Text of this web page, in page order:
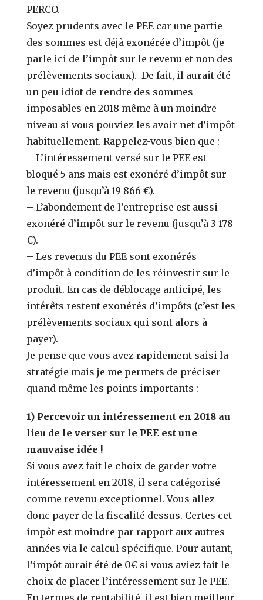
PERCO.
Soyez prudents avec le PEE car une partie
des sommes est déjà exonérée d’impôt (je
parle ici de l’impôt sur le revenu et non des
prélèvements sociaux). De fait, il aurait été
un peu idiot de rendre des sommes
imposables en 2018 même à un moindre
niveau si vous pouviez les avoir net d’impôt
habituellement. Rappelez-vous bien que :
– L’intéressement versé sur le PEE est
bloqué 5 ans mais est exonéré d’impôt sur
le revenu (jusqu’à 19 866 €).
– L’abondement de l’entreprise est aussi
exonéré d’impôt sur le revenu (jusqu’à 3 178
€).
– Les revenus du PEE sont exonérés
d’impôt à condition de les réinvestir sur le
produit. En cas de déblocage anticipé, les
intérêts restent exonérés d’impôts (c’est les
prélèvements sociaux qui sont alors à
payer).
Je pense que vous avez rapidement saisi la
stratégie mais je me permets de préciser
quand même les points importants :
1) Percevoir un intéressement en 2018 au
lieu de le verser sur le PEE est une
mauvaise idée !
Si vous avez fait le choix de garder votre
intéressement en 2018, il sera catégorisé
comme revenu exceptionnel. Vous allez
donc payer de la fiscalité dessus. Certes cet
impôt est moindre par rapport aux autres
années via le calcul spécifique. Pour autant,
l’impôt aurait été de 0€ si vous aviez fait le
choix de placer l’intéressement sur le PEE.
En termes de rentabilité, il est bien meilleur